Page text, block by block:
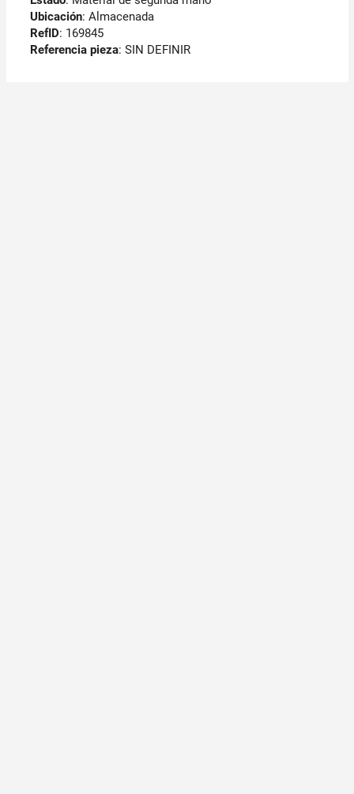
Ubicación: Almacenada
RefID: 169845
Referencia pieza: SIN DEFINIR